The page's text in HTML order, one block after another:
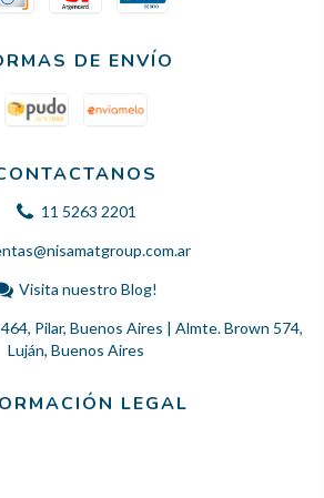
DE ENVÍO
11 5263 2201
Visita nuestro Blog!
Pilar, Buenos Aires | Almte. Brown 574,
Luján, Buenos Aires
LEGAL